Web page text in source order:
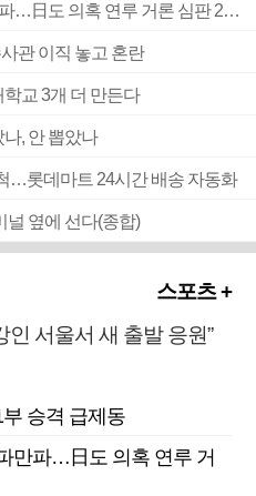
■ 축구협회 ‘성 접대’ 의혹 일파만파…日도 의혹 연루 거론 심판 2명 조사
관 이직 놓고 혼란
교 3개 더 만든다
, 안 뽑았나
…롯데마트 24시간 배송 자동화
널 옆에 선다(종합)
스포츠 +
인 서울서 새 출발 응원”
승격 급제동
만파…日도 의혹 연루 거